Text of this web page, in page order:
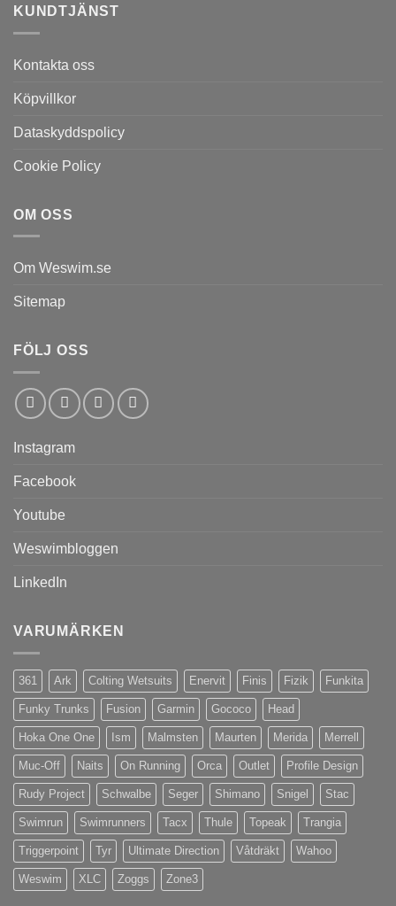
KUNDTJÄNST
Kontakta oss
Köpvillkor
Dataskyddspolicy
Cookie Policy
OM OSS
Om Weswim.se
Sitemap
FÖLJ OSS
Instagram
Facebook
Youtube
Weswimbloggen
LinkedIn
VARUMÄRKEN
361 Ark Colting Wetsuits Enervit Finis Fizik Funkita
Funky Trunks Fusion Garmin Gococo Head
Hoka One One Ism Malmsten Maurten Merida Merrell
Muc-Off Naits On Running Orca Outlet Profile Design
Rudy Project Schwalbe Seger Shimano Snigel Stac
Swimrun Swimrunners Tacx Thule Topeak Trangia
Triggerpoint Tyr Ultimate Direction Våtdräkt Wahoo
Weswim XLC Zoggs Zone3